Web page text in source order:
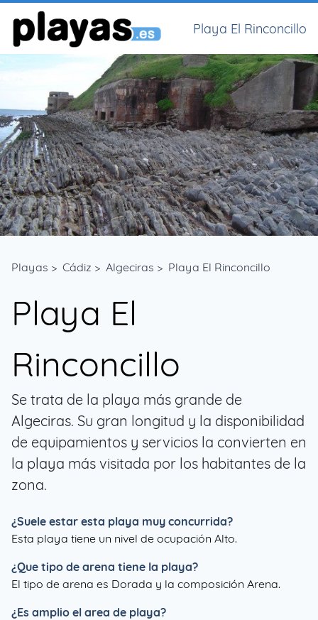
Playa El Rinconcillo
Playas > Cádiz > Algeciras > Playa El Rinconcillo
Playa El
Rinconcillo
Se trata de la playa más grande de
Algeciras. Su gran longitud y la disponibilidad
de equipamientos y servicios la convierten en
la playa más visitada por los habitantes de la
zona.
¿Suele estar esta playa muy concurrida?
Esta playa tiene un nivel de ocupación Alto.
¿Que tipo de arena tiene la playa?
El tipo de arena es Dorada y la composición Arena.
¿Es amplio el area de playa?